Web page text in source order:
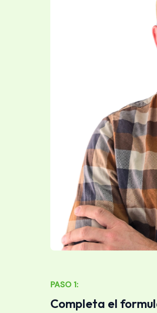
PASO 1:
Completa el